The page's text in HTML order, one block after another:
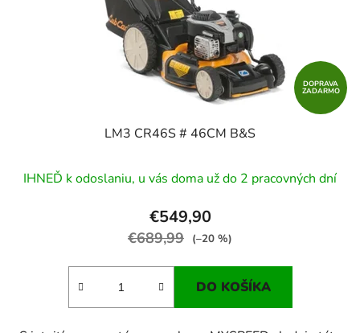
DOPRAVA
ZADARMO
LM3 CR46S # 46CM B&S
IHNEĎ k odoslaniu, u vás doma už do 2 pracovných dní
€549,90
€689,99 (–20 %)
DO KOŠÍKA